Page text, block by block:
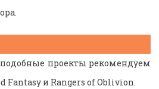
проекты рекомендуем
Fantasy и Rangers of Oblivion.